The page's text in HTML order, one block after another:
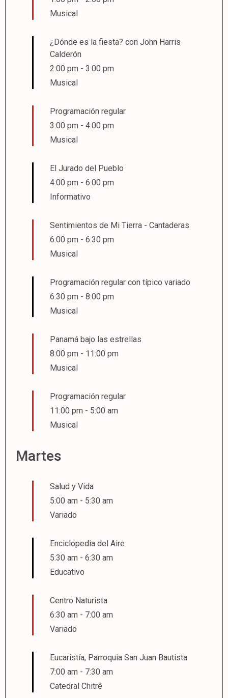
Musical
¿Dónde es la fiesta? con John Harris
Calderón
2:00 pm - 3:00 pm
Musical
Programación regular
3:00 pm - 4:00 pm
Musical
El Jurado del Pueblo
4:00 pm - 6:00 pm
Informativo
Sentimientos de Mi Tierra - Cantaderas
6:00 pm - 6:30 pm
Musical
Programación regular con típico variado
6:30 pm - 8:00 pm
Musical
Panamá bajo las estrellas
8:00 pm - 11:00 pm
Musical
Programación regular
11:00 pm - 5:00 am
Musical
Martes
Salud y Vida
5:00 am - 5:30 am
Variado
Enciclopedia del Aire
5:30 am - 6:30 am
Educativo
Centro Naturista
6:30 am - 7:00 am
Variado
Eucaristía, Parroquia San Juan Bautista
7:00 am - 7:30 am
Catedral Chitré